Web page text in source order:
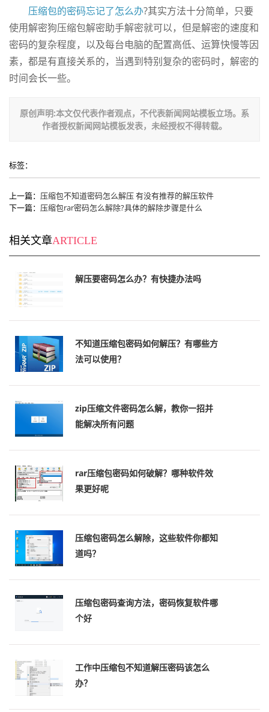
压缩包的密码忘记了怎么办?其实方法十分简单，只要
使用解密狗压缩包解密助手解密就可以，但是解密的速度和
密码的复杂程度，以及每台电脑的配置高低、运算快慢等因
素，都是有直接关系的，当遇到特别复杂的密码时，解密的
时间会长一些。
原创声明:本文仅代表作者观点，不代表新闻网站模板立场。系
作者授权新闻网站模板发表，未经授权不得转载。
标签：
上一篇： 压缩包不知道密码怎么解压 有没有推荐的解压软件
下一篇： 压缩包rar密码怎么解除?具体的解除步骤是什么
相关文章ARTICLE
解压要密码怎么办？有快捷办法吗
不知道压缩包密码如何解压？有哪些方
法可以使用？
zip压缩文件密码怎么解，教你一招并
能解决所有问题
rar压缩包密码如何破解？哪种软件效
果更好呢
压缩包密码怎么解除，这些软件你都知
道吗？
压缩包密码查询方法，密码恢复软件哪
个好
工作中压缩包不知道解压密码该怎么
办？